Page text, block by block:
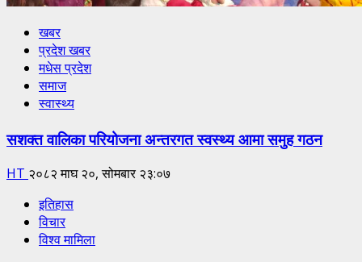
खबर
प्रदेश खबर
मधेस प्रदेश
समाज
स्वास्थ्य
सशक्त वालिका परियोजना अन्तरगत स्वस्थ्य आमा समुह गठन
HT २०८२ माघ २०, सोमबार २३:०७
इतिहास
विचार
विश्व मामिला